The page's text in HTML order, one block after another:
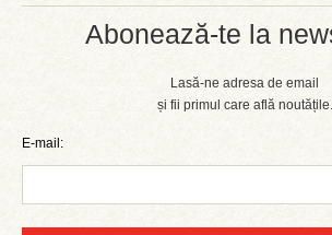
Abonează-te la
Lasă-ne adresa de email
și fii primul care află noutățile.
E-mail: